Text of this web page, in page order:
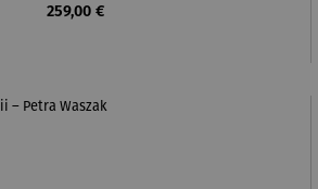
Regulärer Preis:
259,00 €